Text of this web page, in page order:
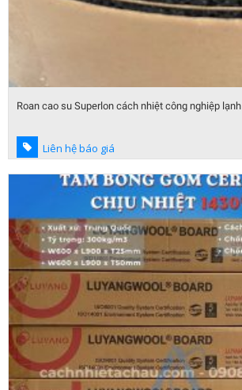
Roan cao su Superlon cách nhiệt công nghiệp lạnh
Liên hệ báo giá